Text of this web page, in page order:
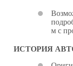
м с
ИСТОРИЯ